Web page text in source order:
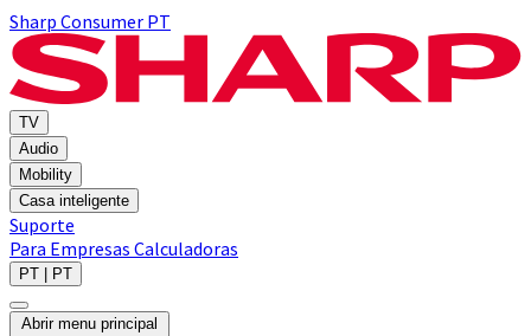
Sharp Consumer PT
TV
Audio
Mobility
Casa inteligente
Suporte
Para Empresas Calculadoras
PT | PT
Abrir menu principal